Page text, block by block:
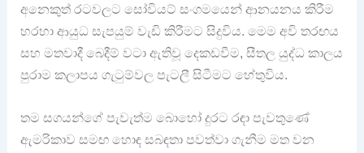
අනෙකුත් රටවලට සෝවියට් සංගමයෙන් ආනයනය කිරීම
හරහා ආයුධ සැපයුම් වැඩි කිරීමට සිදුවිය. මෙම අවි තරඟය
සහ මතවාදී බෙදීම් වටා ඇතිවූ දෙකඩවීම, සීතල යුද්ධ කාලය
පුරාම කලාපය ගැටුම්වල පැටලී සිටීමට හේතුවිය.
තම සගයන්ගේ පැවැත්ම බොහෝ දුරට රඳා පැවතුණේ
ඇමරිකාව සමඟ හොඳ සබඳතා පවත්වා ගැනීම මත වන